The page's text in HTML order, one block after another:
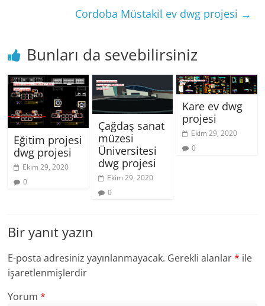
Cordoba Müstakil ev dwg projesi →
Bunları da sevebilirsiniz
Eğitim projesi
dwg projesi
Ekim 29, 2020
0
Çağdaş sanat
müzesi
Üniversitesi
dwg projesi
Ekim 29, 2020
0
Kare ev dwg
projesi
Ekim 29, 2020
0
Bir yanıt yazın
E-posta adresiniz yayınlanmayacak. Gerekli alanlar* ile
işaretlenmişlerdir
Yorum*